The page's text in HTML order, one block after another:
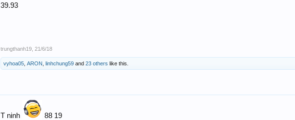
39.93
trungthanh19 21/6/18
vyhoa05 ARON linhchung59 and 23 others like this.
T ninh
88 19